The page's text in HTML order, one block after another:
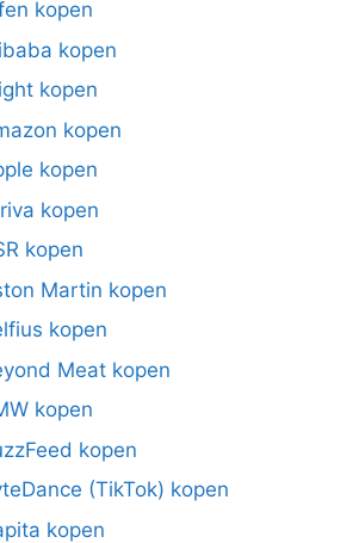
kopen
kopen
kopen
kopen
kopen
kopen
kopen
Martin kopen
kopen
Meat kopen
kopen
kopen
(TikTok) kopen
kopen